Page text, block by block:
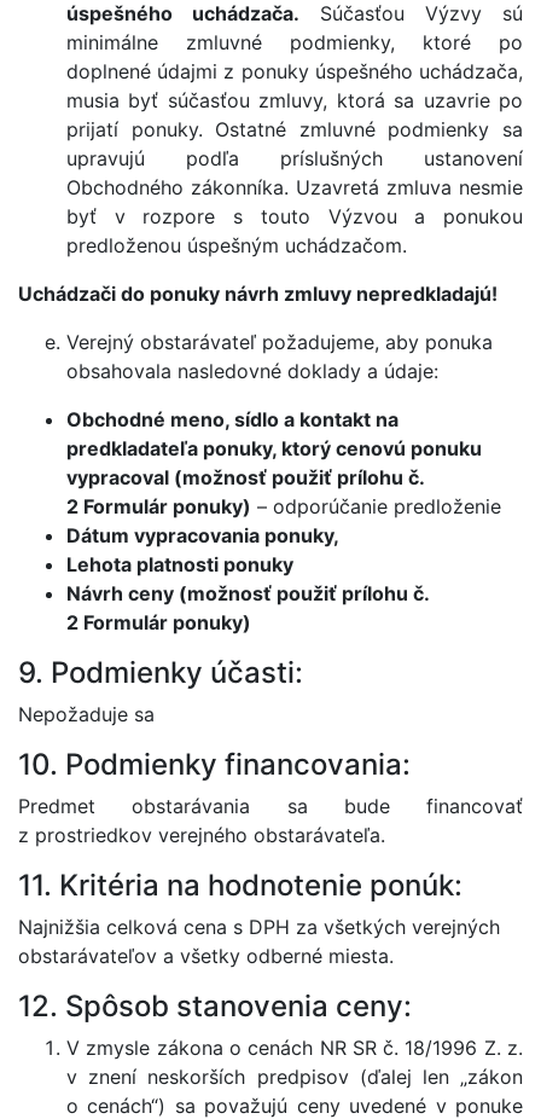
úspešného uchádzača. Súčasťou Výzvy sú
minimálne zmluvné podmienky, ktoré po
doplnené údajmi z ponuky úspešného uchádzača,
musia byť súčasťou zmluvy, ktorá sa uzavrie po
prijatí ponuky. Ostatné zmluvné podmienky sa
upravujú podľa príslušných ustanovení
Obchodného zákonníka. Uzavretá zmluva nesmie
byť v rozpore s touto Výzvou a ponukou
predloženou úspešným uchádzačom.
Uchádzači do ponuky návrh zmluvy nepredkladajú!
Verejný obstarávateľ požadujeme, aby ponuka
obsahovala nasledovné doklady a údaje:
Obchodné meno, sídlo a kontakt na
predkladateľa ponuky, ktorý cenovú ponuku
vypracoval (možnosť použiť prílohu č.
2 Formulár ponuky) – odporúčanie predloženie
Dátum vypracovania ponuky,
Lehota platnosti ponuky
Návrh ceny (možnosť použiť prílohu č.
2 Formulár ponuky)
9. Podmienky účasti:
Nepožaduje sa
10. Podmienky financovania:
Predmet obstarávania sa bude financovať
z prostriedkov verejného obstarávateľa.
11. Kritéria na hodnotenie ponúk:
Najnižšia celková cena s DPH za všetkých verejných
obstarávateľov a všetky odberné miesta.
12. Spôsob stanovenia ceny:
V zmysle zákona o cenách NR SR č. 18/1996 Z. z.
v znení neskorších predpisov (ďalej len „zákon
o cenách“) sa považujú ceny uvedené v ponuke